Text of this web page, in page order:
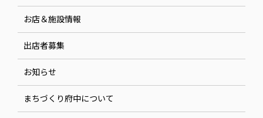
お店＆施設情報
出店者募集
お知らせ
まちづくり府中について